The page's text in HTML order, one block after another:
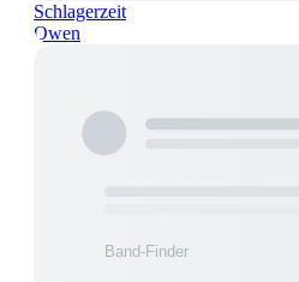
Schlagerzeit
Owen